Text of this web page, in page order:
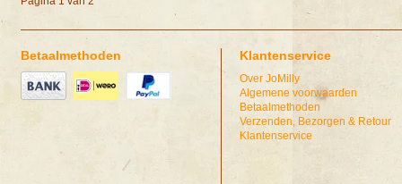
Betaalmethoden Klantenservice
Over JoMilly
Algemene voorwaarden
Betaalmethoden
Verzenden, Bezorgen & Retour
Klantenservice